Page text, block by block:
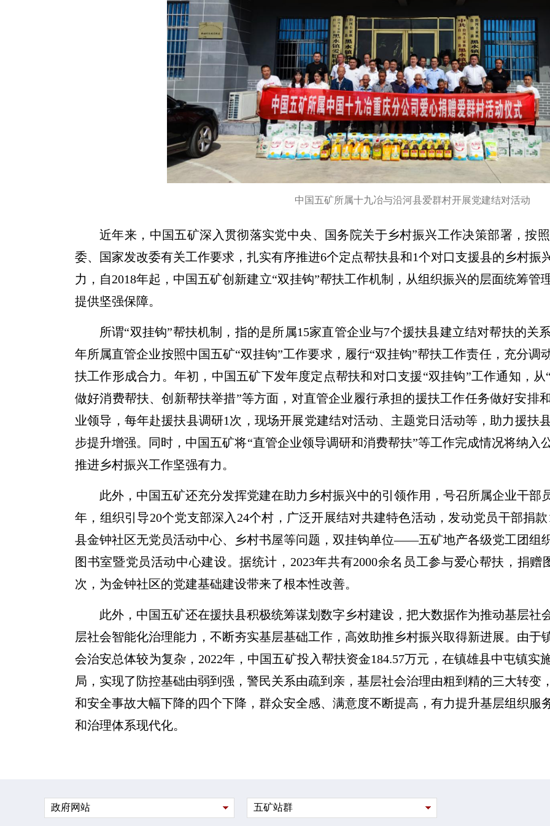
中国五矿所属十九冶与沿河县爱群村开展党建结对活动
近年来，中国五矿深入贯彻落实党中央、国务院关于乡村振兴工作决策部署，按
委、国家发改委有关工作要求，扎实有序推进6个定点帮扶县和1个对口支援县的乡村振
力，自2018年起，中国五矿创新建立“双挂钩”帮扶工作机制，从组织振兴的层面统筹
提供坚强保障。
所谓“双挂钩”帮扶机制，指的是所属15家直管企业与7个援扶县建立结对帮扶的关
年所属直管企业按照中国五矿“双挂钩”工作要求，履行“双挂钩”帮扶工作责任，充分调
扶工作形成合力。年初，中国五矿下发年度定点帮扶和对口支援“双挂钩”工作通知，从
做好消费帮扶、创新帮扶举措”等方面，对直管企业履行承担的援扶工作任务做好安排
业领导，每年赴援扶县调研1次，现场开展党建结对活动、主题党日活动等，助力援扶
步提升增强。同时，中国五矿将“直管企业领导调研和消费帮扶”等工作完成情况将纳入
推进乡村振兴工作坚强有力。
此外，中国五矿还充分发挥党建在助力乡村振兴中的引领作用，号召所属企业干部
年，组织引导20个党支部深入24个村，广泛开展结对共建特色活动，发动党员干部捐
县金钟社区无党员活动中心、乡村书屋等问题，双挂钩单位——五矿地产各级党工团组
图书室暨党员活动中心建设。据统计，2023年共有2000余名员工参与爱心帮扶，捐赠
次，为金钟社区的党建基础建设带来了根本性改善。
此外，中国五矿还在援扶县积极统筹谋划数字乡村建设，把大数据作为推动基层社
层社会智能化治理能力，不断夯实基层基础工作，高效助推乡村振兴取得新进展。由于
会治安总体较为复杂，2022年，中国五矿投入帮扶资金184.57万元，在镇雄县中屯镇实
局，实现了防控基础由弱到强，警民关系由疏到亲，基层社会治理由粗到精的三大转变
和安全事故大幅下降的四个下降，群众安全感、满意度不断提高，有力提升基层组织服
和治理体系现代化。
政府网站 五矿站群